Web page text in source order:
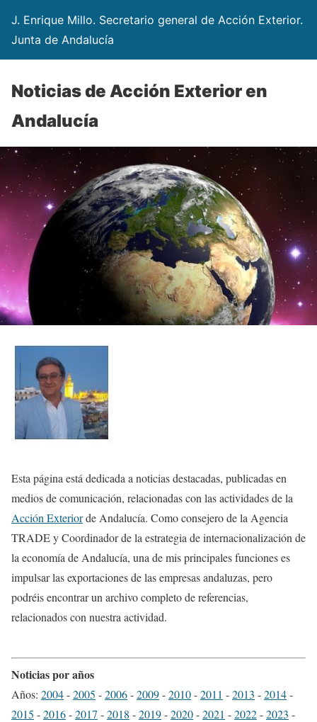
J. Enrique Millo. Secretario general de Acción Exterior.
Junta de Andalucía
Noticias de Acción Exterior en
Andalucía
Esta página está dedicada a noticias destacadas, publicadas en
medios de comunicación, relacionadas con las actividades de la
Acción Exteriorde Andalucía. Como consejero de la Agencia
TRADE y Coordinador de la estrategia de internacionalización de
la economía de Andalucía, una de mis principales funciones es
impulsar las exportaciones de las empresas andaluzas, pero
podréis encontrar un archivo completo de referencias,
relacionados con nuestra actividad.
Noticias por años
Años: 2004-2005 -2006-2009-2010-2011 -2013 -2014-
2015 -2016-2017 -2018 -2019-2020-2021 -2022-2023 -